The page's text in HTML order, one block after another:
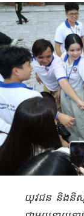
យុវជន និងនិស្